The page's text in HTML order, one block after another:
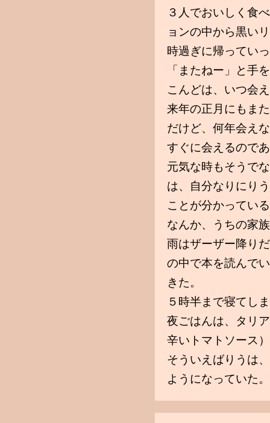
３人でおいしく食
ョンの中から黒い
時過ぎに帰ってい
「またねー」と手
こんどは、いつ会
来年の正月にもま
だけど、何年会え
すぐに会えるので
元気な時もそうで
は、自分なりにり
ことが分かってい
なんか、うちの家
雨はザーザー降り
の中で本を読んで
きた。
５時半まで寝てし
夜ごはんは、タリ
辛いトマトソース
そういえばりうは
ようになっていた。